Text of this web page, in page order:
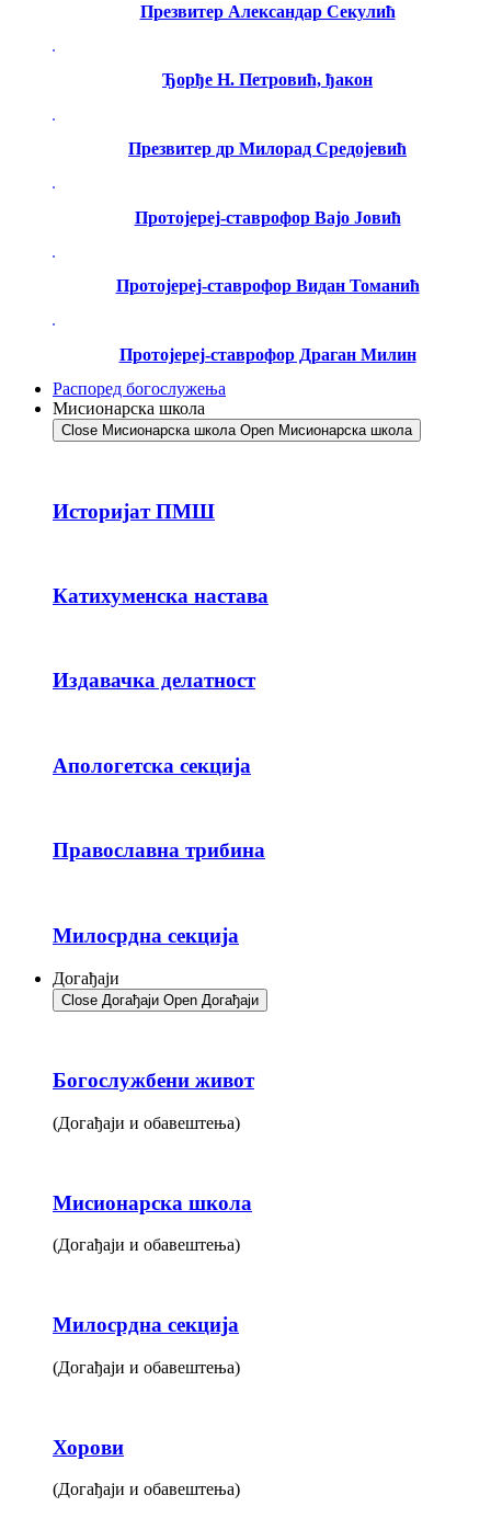
Презвитер Александар Секулић
Ђорђе Н. Петровић, ђакон
Презвитер др Милорад Средојевић
Протојереј-ставрофор Вајо Јовић
Протојереј-ставрофор Видан Томанић
Протојереј-ставрофор Драган Милин
Распоред богослужења
Мисионарска школа
Close Мисионарска школа Open Мисионарска школа
Историјат ПМШ
Катихуменска настава
Издавачка делатност
Апологетска секција
Православна трибина
Милосрдна секција
Догађаји
Close Догађаји Open Догађаји
Богослужбени живот
(Догађаји и обавештења)
Мисионарска школа
(Догађаји и обавештења)
Милосрдна секција
(Догађаји и обавештења)
Хорови
(Догађаји и обавештења)